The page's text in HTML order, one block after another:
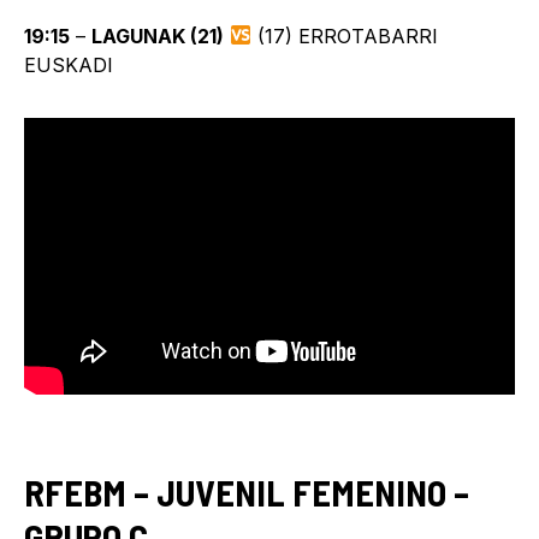
19:15 – LAGUNAK (21)
(17) ERROTABARRI
EUSKADI
RFEBM – JUVENIL FEMENINO –